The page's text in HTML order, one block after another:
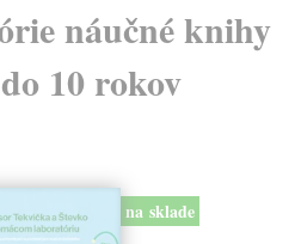
náučné knihy
10 rokov
na sklade